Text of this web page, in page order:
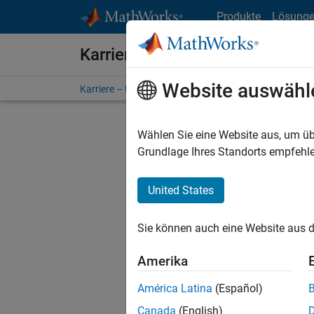
Produkte
Karriere bei MathWorks
Karriere – Übersicht Stellensuche
FILTER:
Stellen
Es
Region
Website
Wählen Sie eine Website aus, um
Grundlage Ihres Standorts
United States
Sie können auch eine Website aus
Amerika
América Latina (Español)
Canada (English)